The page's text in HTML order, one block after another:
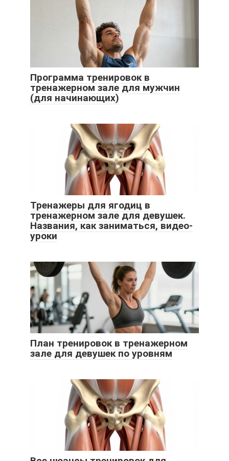
Программа тренировок в
тренажерном зале для мужчин
(для начинающих)
Тренажеры для ягодиц в
тренажерном зале для девушек.
Названия, как заниматься, видео-
уроки
План тренировок в тренажерном
зале для девушек по уровням